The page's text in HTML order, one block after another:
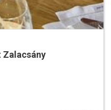
Zalacsány